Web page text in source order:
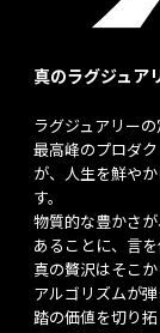
真のラグジュア
ラグジュアリー
最高峰のプロダ
が、人生を鮮や
す。
物質的な豊かさ
あることに、言を
真の贅沢はそこか
アルゴリズムが
踏の価値を切り拓